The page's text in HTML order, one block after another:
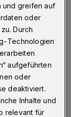
ist der
eine
Areal wird bis
komplett
und greifen auf
oder
Durch
Technologien
aufgeführten
oder
deaktiviert.
Inhalte und
relevant für